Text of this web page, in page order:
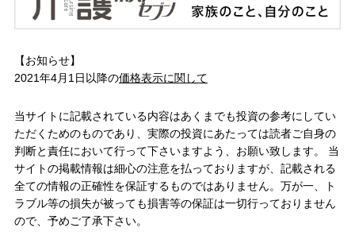
【お知らせ】
2021年4月1日以降の価格表示に関して
当サイトに記載されている内容はあくまでも投資の参考にしてい
ただくためのものであり、実際の投資にあたっては読者ご自身の
判断と責任において行って下さいますよう、お願い致します。 当
サイトの掲載情報は細心の注意を払っておりますが、記載される
全ての情報の正確性を保証するものではありません。万が一、ト
ラブル等の損失が被っても損害等の保証は一切行っておりません
ので、予めご了承下さい。